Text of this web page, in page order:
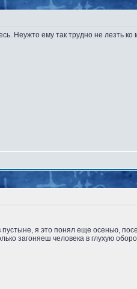
Неужто ему так трудно не лезть ко
я это понял еще осенью,
загоняеш человека в глухую